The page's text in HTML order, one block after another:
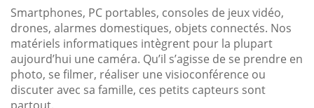
Smartphones, PC portables, consoles de jeux vidéo,
drones, alarmes domestiques, objets connectés. Nos
matériels informatiques intègrent pour la plupart
aujourd’hui une caméra. Qu’il s’agisse de se prendre en
photo, se filmer, réaliser une visioconférence ou
discuter avec sa famille, ces petits capteurs sont